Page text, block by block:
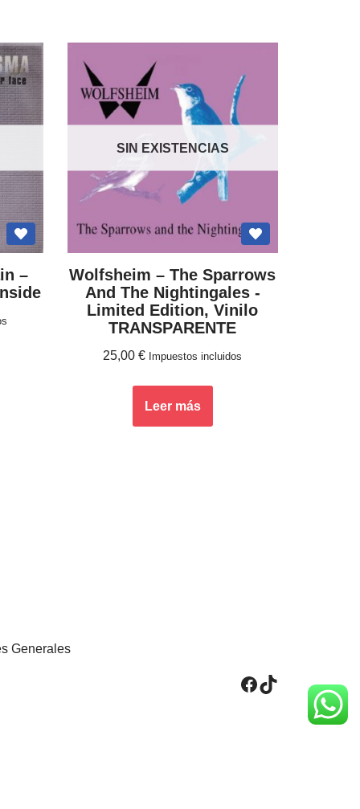
‎–
SIN EXISTENCIAS
Wolfsheim – The Sparrows
And The Nightingales -
Limited Edition, Vinilo
TRANSPARENTE
25,00€ Impuestos incluidos
Leer más
Generales